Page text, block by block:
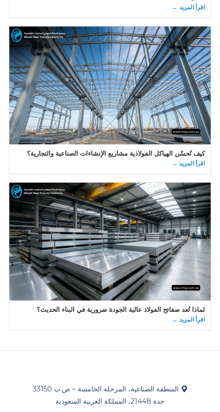
اقرأ المزيد ←
كيف تُحسّن الهياكل الفولاذية مشاريع الإنشاءات الصناعية والتجارية؟
اقرأ المزيد ←
لماذا تُعد صفائح الفولاذ عالية الجودة ضرورية في البناء الحديث؟
اقرأ المزيد ←
المنطقة الصناعية، المرحلة الخامسة – ص.ب 33150
جدة 21448، المملكة العربية السعودية